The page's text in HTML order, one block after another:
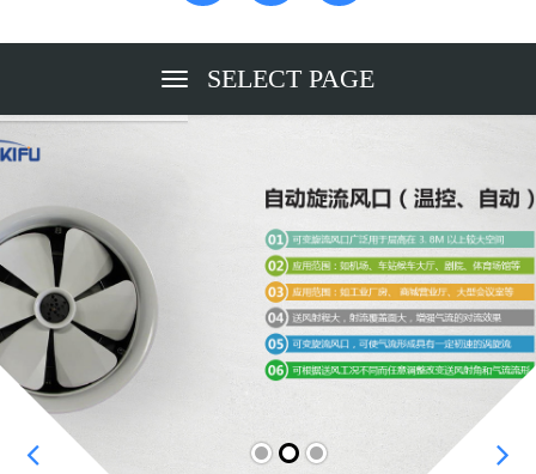
SELECT PAGE